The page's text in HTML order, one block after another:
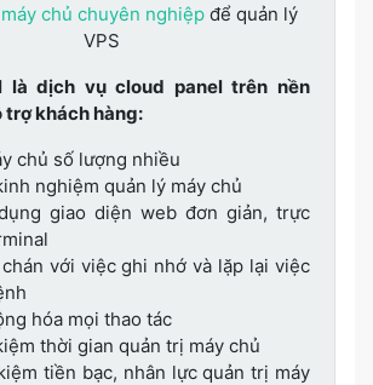
chủ chuyên nghiệp để quản lý
VPS
là dịch vụ cloud panel trên nền
trợ khách hàng:
chủ số lượng nhiều
nghiệm quản lý máy chủ
giao diện web đơn giản, trực
với việc ghi nhớ và lặp lại việc
hóa mọi thao tác
thời gian quản trị máy chủ
tiền bạc, nhân lực quản trị máy